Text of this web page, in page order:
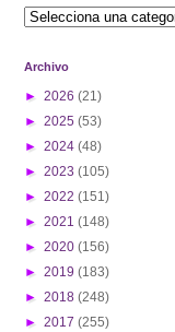
Archivo
► 2026 (21)
► 2025 (53)
► 2024 (48)
► 2023 (105)
► 2022 (151)
► 2021 (148)
► 2020 (156)
► 2019 (183)
► 2018 (248)
► 2017 (255)